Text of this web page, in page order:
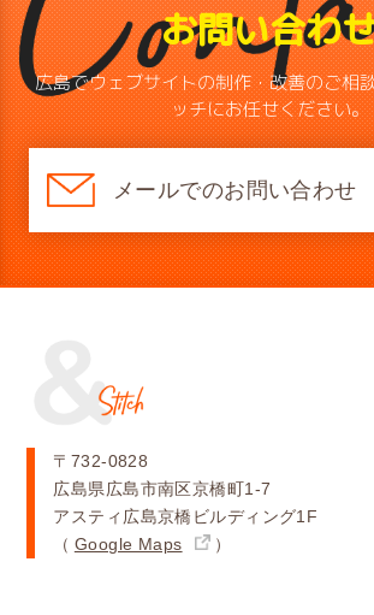
お問い合わ
広島でウェブサイトの制作・改善のご相
ッチにお任せください。
メールでのお問い合わせ
〒732-0828
広島県広島市南区京橋町1-7
アスティ広島京橋ビルディング1F
（ Google Maps ）